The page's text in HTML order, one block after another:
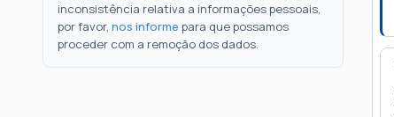
inconsistência relativa a informações pessoais,
por favor, nos informe para que possamos
proceder com a remoção dos dados.